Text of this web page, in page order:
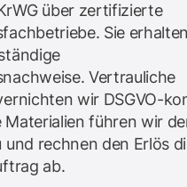
über zertifizierte
Sie
Vertrauliche
wir DSGVO-
führen wir
und rechnen den Erlös
ab.